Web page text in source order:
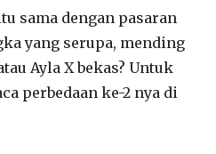
sama dengan pasaran
yang serupa, mending
Ayla X bekas? Untuk
perbedaan ke-2 nya di